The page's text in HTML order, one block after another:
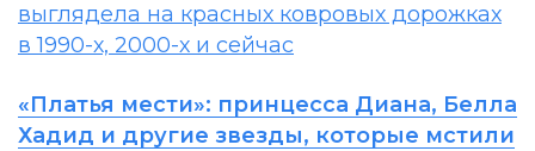
выглядела на красных ковровых дорожках
в 1990-х, 2000-х и сейчас
«Платья мести»: принцесса Диана, Белла
Хадид и другие звезды, которые мстили